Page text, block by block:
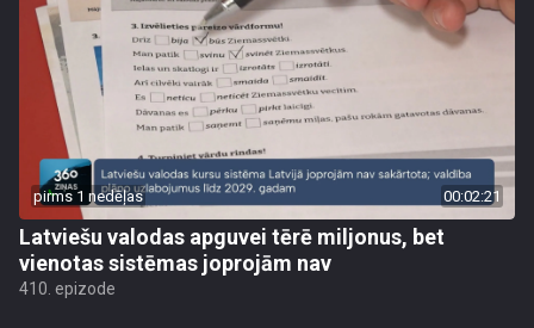
pirms 1 nedēļas 00:02:21
Latviešu valodas apguvei tērē miljonus, bet
vienotas sistēmas joprojām nav
410. epizode